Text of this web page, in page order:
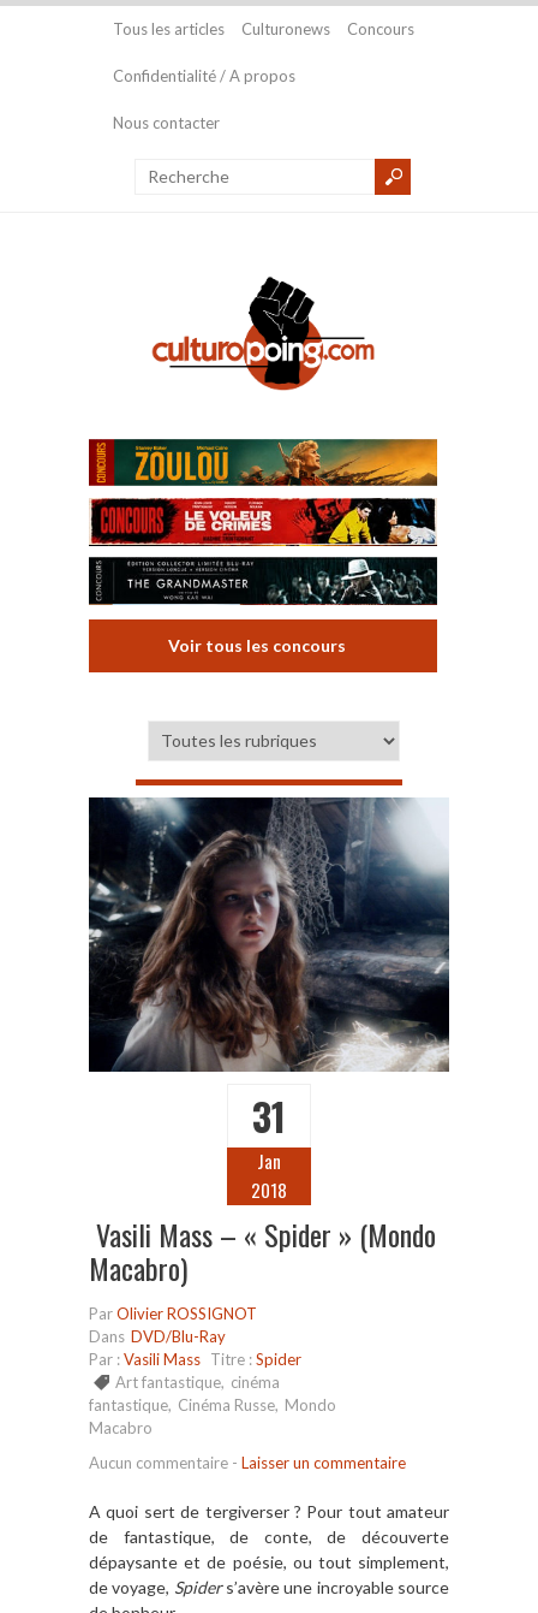
Tous les articles Culturonews Concours
Confidentialité / A propos
Nous contacter
Voir tous les concours
31
Jan
2018
Vasili Mass – « Spider » (Mondo
Macabro)
ParOlivier ROSSIGNOT
Dans DVD/Blu-Ray
Par :Vasili Mass Titre :Spider
Art fantastique, cinéma
fantastique, Cinéma Russe, Mondo
Macabro
Aucun commentaire - Laisser un commentaire
A quoi sert de tergiverser ? Pour tout amateur
de fantastique, de conte, de découverte
dépaysante et de poésie, ou tout simplement,
de voyage, Spiders’avère une incroyable source